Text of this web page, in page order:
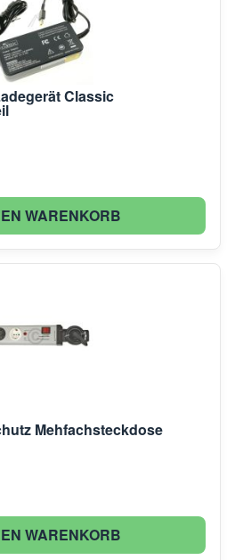
Classic
WARENKORB
Mehfachsteckdose
WARENKORB